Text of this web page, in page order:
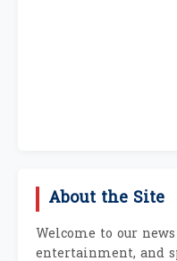
About the Site
Welcome to our
entertainment, and